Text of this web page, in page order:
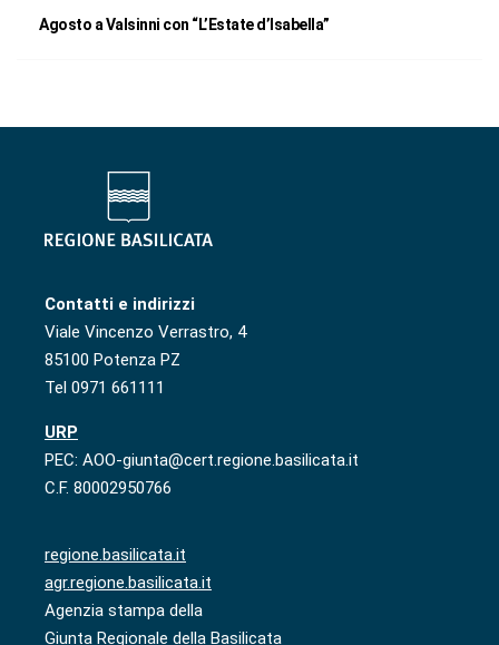
Agosto a Valsinni con “L’Estate d’Isabella”
Contatti e indirizzi
Viale Vincenzo Verrastro, 4
85100 Potenza PZ
Tel 0971 661111
URP
PEC: AOO-giunta@cert.regione.basilicata.it
C.F. 80002950766
regione.basilicata.it
agr.regione.basilicata.it
Agenzia stampa della
Giunta Regionale della Basilicata